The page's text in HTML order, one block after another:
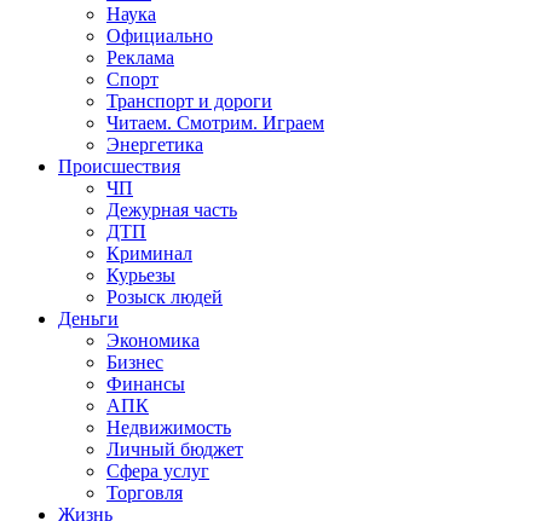
Наука
Официально
Реклама
Спорт
Транспорт и дороги
Читаем. Смотрим. Играем
Энергетика
Происшествия
ЧП
Дежурная часть
ДТП
Криминал
Курьезы
Розыск людей
Деньги
Экономика
Бизнес
Финансы
АПК
Недвижимость
Личный бюджет
Сфера услуг
Торговля
Жизнь